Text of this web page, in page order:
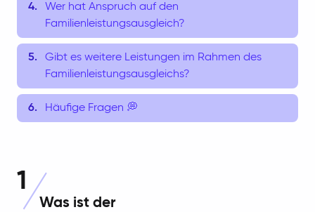
Wer hat Anspruch auf den
Familienleistungsausgleich?
Gibt es weitere Leistungen im Rahmen des
Familienleistungsausgleichs?
Häufige Fragen 💭
1
Was ist der